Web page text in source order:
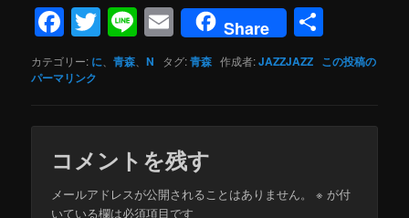
Facebook
Twitter
LineEmailShare
有
カテゴリー: に 、青森 、N タグ:青森 作成者:JAZZJAZZ この投稿の
パーマリンク
コメントを残す
メールアドレスが公開されることはありません。 ※ が付
いている欄は必須項目です